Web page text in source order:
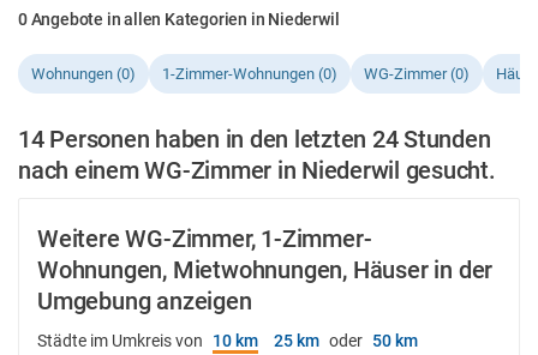
0 Angebote in allen Kategorien in Niederwil
Wohnungen (0) 1-Zimmer-Wohnungen (0) WG-Zimmer (0)
14 Personen haben in den letzten 24 Stunden
nach einem WG-Zimmer in Niederwil gesucht.
Weitere WG-Zimmer, 1-Zimmer-
Wohnungen, Mietwohnungen, Häuser in der
Umgebung anzeigen
Städte im Umkreis von 10 km 25 km oder 50 km